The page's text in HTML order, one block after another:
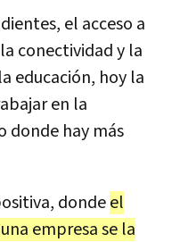
el acceso a
conectividad y la
educación, hoy la
en la
donde hay más
dondeel
empresa se la